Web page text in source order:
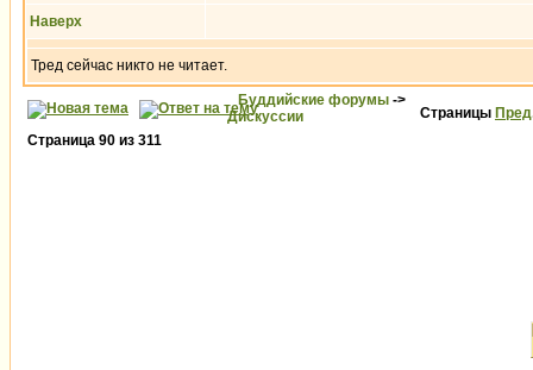
Наверх
Тред сейчас никто не читает.
Буддийские форумы ->
Дискуссии
Страницы
Страница 90 из 311